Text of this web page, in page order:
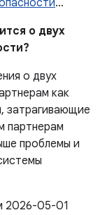
…
о двух
о двух
как
затрагивающие
партнерам
проблемы и
2026-05-01